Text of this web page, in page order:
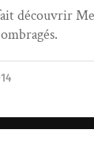
découvrir